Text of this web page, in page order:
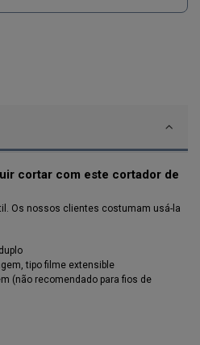
cortar com este cortador de
Os nossos clientes costumam usá-la
tipo filme extensible
(não recomendado para fios de